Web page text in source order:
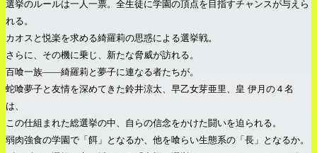
選挙のルールは一人一票。全生徒に学園の頂点を目指すチャンスが与えら
れる。
カオスと悦楽を求める綺羅莉の思惑による選挙戦。
さらに、その機に乗じ、新たな脅威が訪れる。
百喰一族――綺羅莉と夢子に連なる者たちが。
蛇喰夢子と友情を深めてきた鈴井涼太、早乙女芽亜里、皇 伊月の４名
は、
この仕組まれた総選挙の中、自らの信念をかけた闘いを迫られる。
弱肉強食の学園で「餌」となるか、他を喰らい生態系の「長」となるか。